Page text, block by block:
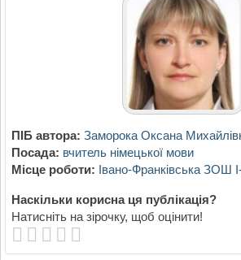
ПІБ автора: Заморока Оксана
Посада: вчитель німецької мови
Місце роботи: Івано-Франківська ЗОШ
Наскільки корисна ця публікація?
Натисніть на зірочку, щоб оцінити!